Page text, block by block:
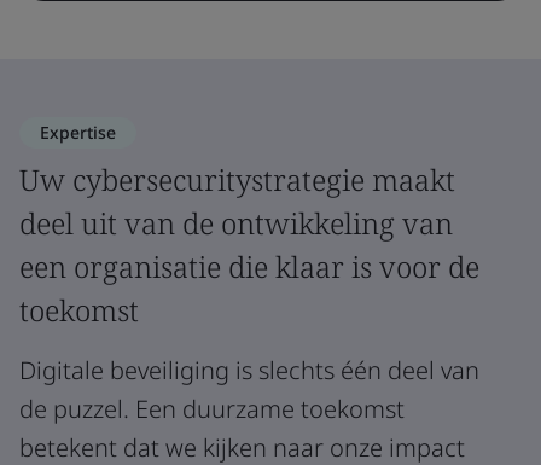
Expertise
Uw cybersecuritystrategie maakt
deel uit van de ontwikkeling van
een organisatie die klaar is voor de
toekomst
Digitale beveiliging is slechts één deel van
de puzzel. Een duurzame toekomst
betekent dat we kijken naar onze impact